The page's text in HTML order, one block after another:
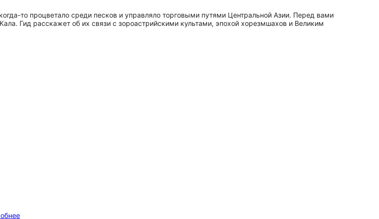
то процветало среди песков и управляло торговыми путями Центральной Азии. Перед вами
Гид расскажет об их связи с зороастрийскими культами, эпохой хорезмшахов и Великим